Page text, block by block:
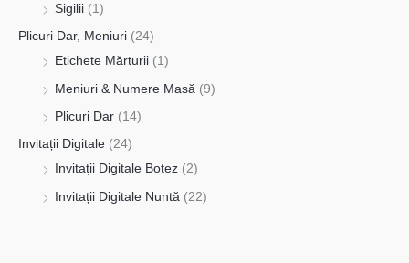
Sigilii (1)
Plicuri Dar, Meniuri (24)
Etichete Mărturii (1)
Meniuri & Numere Masă (9)
Plicuri Dar (14)
Invitații Digitale (24)
Invitații Digitale Botez (2)
Invitații Digitale Nuntă (22)